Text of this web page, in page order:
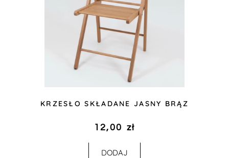
KRZESŁO SKŁADANE JASNY BRĄZ
12,00 zł
DODAJ